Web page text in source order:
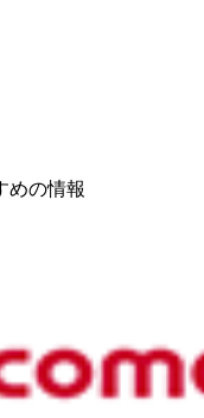
めの情報